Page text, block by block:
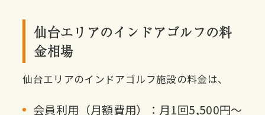
仙台エリアのインドアゴルフの料
金相場
仙台エリアのインドアゴルフ施設の料金は、
会員利用（月額費用）：月1回5,500円〜